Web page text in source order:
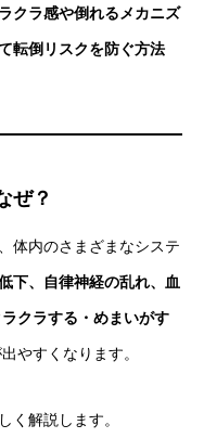
クラ感や倒れるメカニズ
転倒リスクを防ぐ方法
ぜ？
体内のさまざまなシステ
下、自律神経の乱れ、血
ラクラする・めまいがす
やすくなります。
く解説します。